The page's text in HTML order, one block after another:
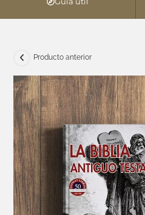
Producto anterior